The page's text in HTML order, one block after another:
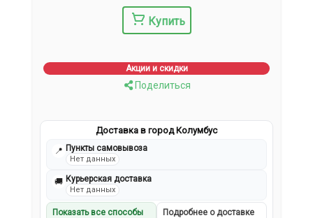
Купить
Акции и скидки
Поделиться
Доставка в город Колумбус
📍 Пункты самовывоза
Нет данных
🚚 Курьерская доставка
Нет данных
Показать все способы Подробнее о доставке